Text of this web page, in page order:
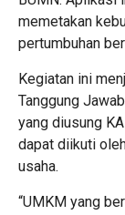
memetakan
pertumbuhan
Kegiatan ini
Tanggung
yang diusung
dapat diikuti
usaha.
“UMKM yang